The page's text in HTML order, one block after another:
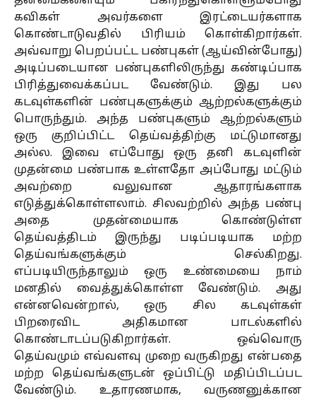
கவிகள் அவர்களை இரட்டையர்களாக
கொண்டாடுவதில் பிரியம் கொள்கிறார்கள்.
அவ்வாறு பெறப்பட்ட பண்புகள் (ஆய்வின்போது)
அடிப்படையான பண்புகளிலிருந்து கண்டிப்பாக
பிரித்துவைக்கப்பட வேண்டும். இது பல
கடவுள்களின் பண்புகளுக்கும் ஆற்றல்களுக்கும்
பொருந்தும். அந்த பண்புகளும் ஆற்றல்களும்
ஒரு குறிப்பிட்ட தெய்வத்திற்கு மட்டுமானது
அல்ல. இவை எப்போது ஒரு தனி கடவுளின்
முதன்மை பண்பாக உள்ளதோ அப்போது மட்டும்
அவற்றை வலுவான ஆதாரங்களாக
எடுத்துக்கொள்ளலாம். சிலவற்றில் அந்த பண்பு
அதை முதன்மையாக கொண்டுள்ள
தெய்வத்திடம் இருந்து படிப்படியாக மற்ற
தெய்வங்களுக்கும் செல்கிறது.
எப்படியிருந்தாலும் ஒரு உண்மையை நாம்
மனதில் வைத்துக்கொள்ள வேண்டும். அது
என்னவென்றால், ஒரு சில கடவுள்கள்
பிறரைவிட அதிகமான பாடல்களில்
கொண்டாடப்படுகிறார்கள். ஒவ்வொரு
தெய்வமும் எவ்வளவு முறை வருகிறது என்பதை
மற்ற தெய்வங்களுடன் ஒப்பிட்டு மதிப்பிடப்பட
வேண்டும். உதாரணமாக, வருணனுக்கான